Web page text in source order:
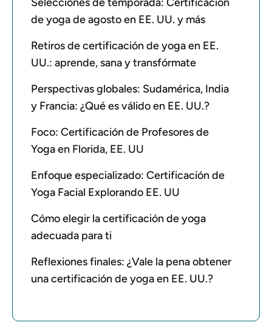
de yoga de agosto en EE. UU. y más
Retiros de certificación de yoga en EE.
UU.: aprende, sana y transfórmate
Perspectivas globales: Sudamérica, India
y Francia: ¿Qué es válido en EE. UU.?
Foco: Certificación de Profesores de
Yoga en Florida, EE. UU
Enfoque especializado: Certificación de
Yoga Facial Explorando EE. UU
Cómo elegir la certificación de yoga
adecuada para ti
Reflexiones finales: ¿Vale la pena obtener
una certificación de yoga en EE. UU.?